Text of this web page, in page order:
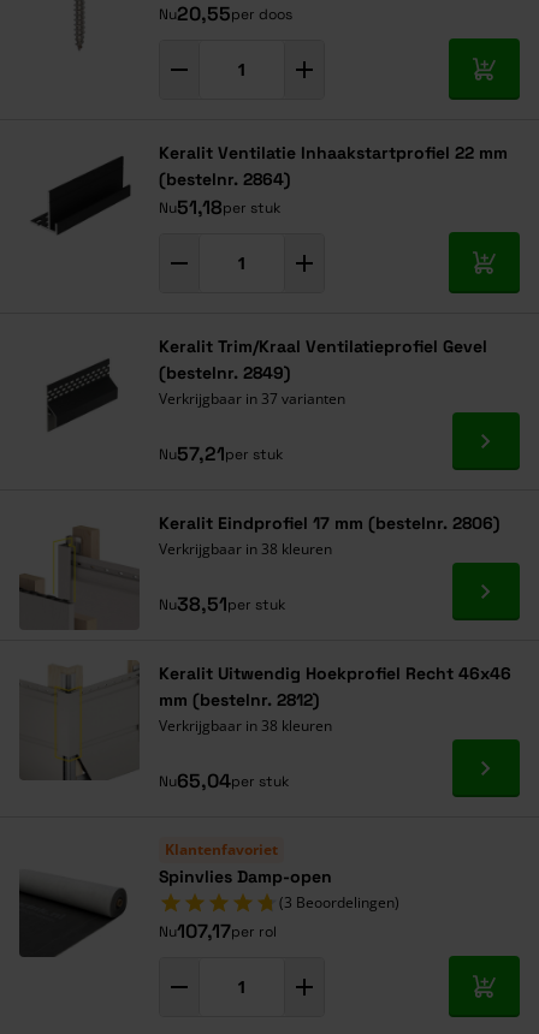
Nu20,55per doos
In
Keralit Ventilatie Inhaakstartprofiel 22 mm
(bestelnr. 2864)
Nu51,18per stuk
In
Keralit Trim/Kraal Ventilatieprofiel Gevel
(bestelnr. 2849)
Verkrijgbaar in 37 varianten
Nu57,21per stuk Ga
Keralit Eindprofiel 17 mm (bestelnr. 2806)
Verkrijgbaar in 38 kleuren
Nu38,51per stuk Ga
Keralit Uitwendig Hoekprofiel Recht 46x46
mm (bestelnr. 2812)
Verkrijgbaar in 38 kleuren
Nu65,04per stuk Ga
Klantenfavoriet
Spinvlies Damp-open
(3 Beoordelingen)
Nu107,17per rol
In